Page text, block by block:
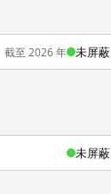
截至 2026 年 未屏蔽
未屏蔽